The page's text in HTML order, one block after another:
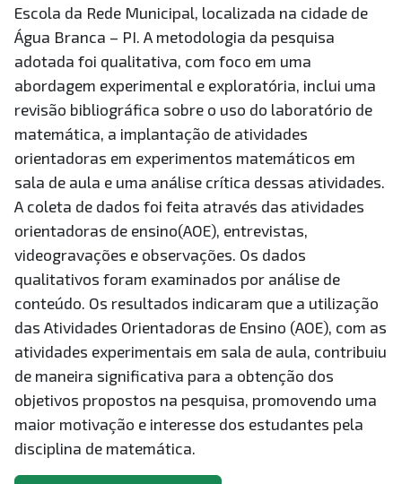
Escola da Rede Municipal, localizada na cidade de
Água Branca – PI. A metodologia da pesquisa
adotada foi qualitativa, com foco em uma
abordagem experimental e exploratória, inclui uma
revisão bibliográfica sobre o uso do laboratório de
matemática, a implantação de atividades
orientadoras em experimentos matemáticos em
sala de aula e uma análise crítica dessas atividades.
A coleta de dados foi feita através das atividades
orientadoras de ensino(AOE), entrevistas,
videogravações e observações. Os dados
qualitativos foram examinados por análise de
conteúdo. Os resultados indicaram que a utilização
das Atividades Orientadoras de Ensino (AOE), com as
atividades experimentais em sala de aula, contribuiu
de maneira significativa para a obtenção dos
objetivos propostos na pesquisa, promovendo uma
maior motivação e interesse dos estudantes pela
disciplina de matemática.